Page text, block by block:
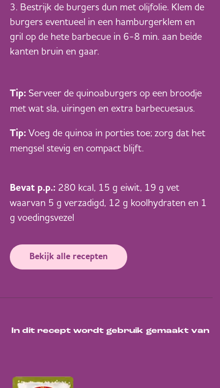
Bestrijk de burgers dun met olijfolie. Klem de
burgers eventueel in een hamburgerklem en
gril op de hete barbecue in 6-8 min. aan beide
kanten bruin en gaar.
Tip: Serveer de quinoaburgers op een broodje
met wat sla, uiringen en extra barbecuesaus.
Tip: Voeg de quinoa in porties toe; zorg dat het
mengsel stevig en compact blijft.
Bevat p.p.: 280 kcal, 15 g eiwit, 19 g vet
waarvan 5 g verzadigd, 12 g koolhydraten en 1
g voedingsvezel
Bekijk alle recepten
In dit recept wordt gebruik gemaakt van